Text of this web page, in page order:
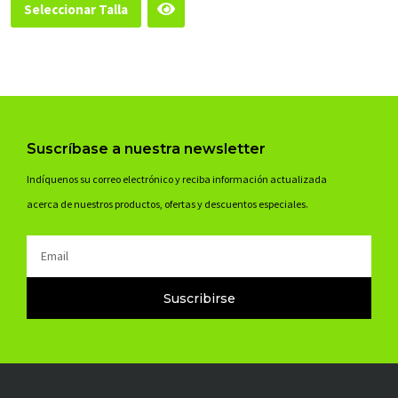
delSeleccionar Talla
opciones
elegir
página
del
Suscríbase a nuestra newsletter
Indíquenos su correo electrónico y reciba información actualizada
acerca de nuestros productos, ofertas y descuentos especiales.
Suscribirse